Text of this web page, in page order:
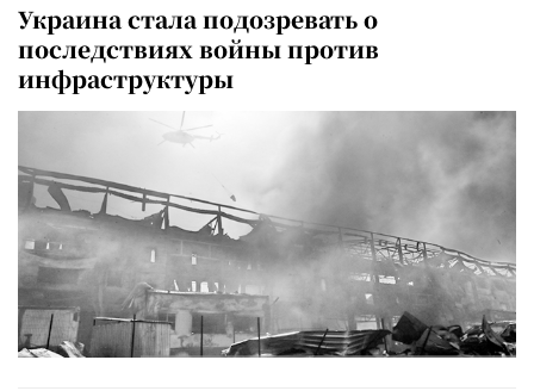
Украина стала подозревать о
последствиях войны против
инфраструктуры